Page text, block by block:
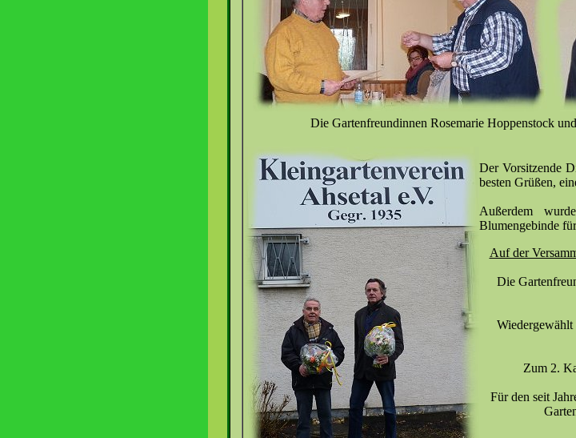
Die Gartenfreundinnen Rosemarie Hoppenstock
Der Vorsitzende
besten Grüßen,
Außerdem
Blumengebinde
Auf der
Die
Zum 2.
Für den seit